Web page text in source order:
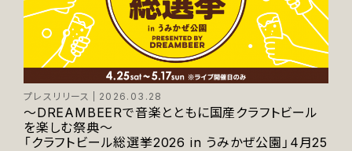
プレスリリース 2026.03.28
～DREAMBEERで音楽とともに国産クラフトビール
を楽しむ祭典～
「クラフトビール総選挙2026 in うみかぜ公園」4月25